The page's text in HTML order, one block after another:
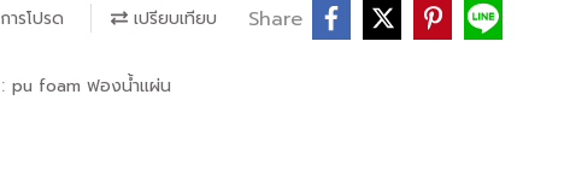
ารโปรด เปรียบเทียบ Share
pu foam ฟองน้ำแผ่น